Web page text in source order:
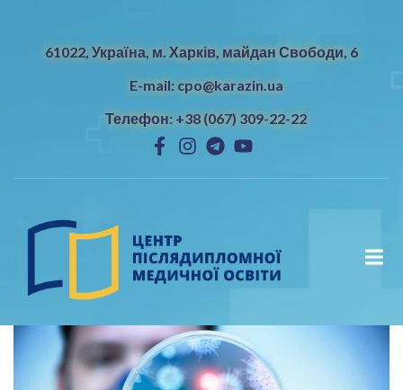
61022, Україна, м. Харків, майдан Свободи, 6
E-mail: cpo@karazin.ua
Телефон: +38 (067) 309-22-22